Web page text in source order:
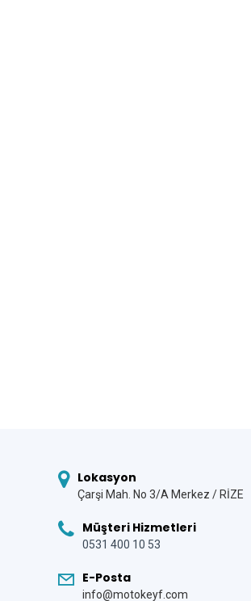
Lokasyon
Çarşi Mah. No 3/A Merkez / RİZE
Müşteri Hizmetleri
0531 400 10 53
E-Posta
info@motokeyf.com